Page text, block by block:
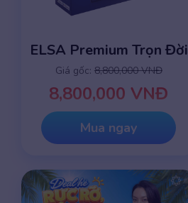
ELSA Premium Trọn Đời
Giá gốc: 8,800,000 VNĐ
8,800,000 VNĐ
Mua ngay